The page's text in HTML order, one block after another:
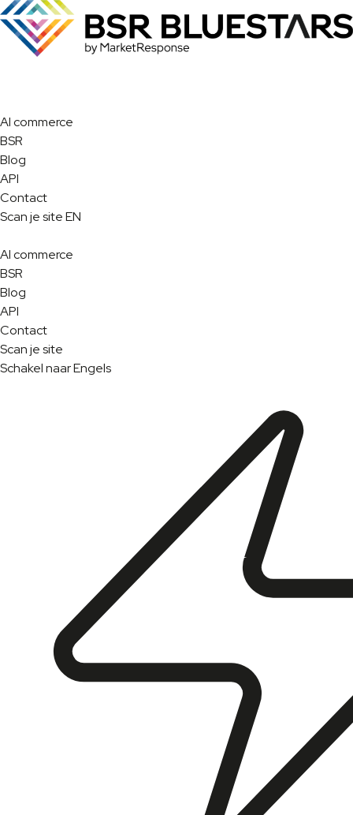
AI commerce
BSR
Blog
API
Contact
Scan je siteEN
AI commerce
BSR
Blog
API
Contact
Scan je site
Schakel naar Engels